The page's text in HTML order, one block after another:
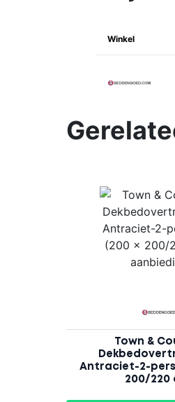
Winkel
Town &
Antraciet-2-
200/220